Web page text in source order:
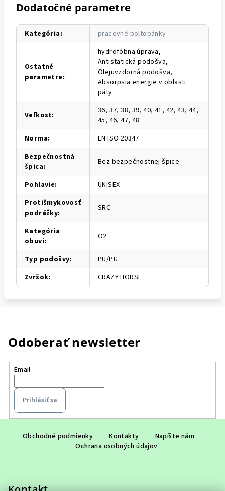
Dodatočné parametre
Kategória: pracovné poltopánky
Ostatné
parametre:
hydrofóbna úprava,
Antistatická podošva,
Olejuvzdorná podošva,
Absorpsia energie v oblasti
päty
Veľkosť:
36, 37, 38, 39, 40, 41, 42, 43, 44,
45, 46, 47, 48
Norma:
EN ISO 20347
Bezpečnostná
špica: Bez bezpečnostnej špice
Pohlavie:
UNISEX
Protišmykovosť
podrážky: SRC
Kategória
obuvi: O2
Typ podošvy:
PU/PU
Zvršok: CRAZY HORSE
Odoberať newsletter
Email
Prihlásiť sa
Obchodné podmienky Kontakty
Napíšte nám
Ochrana osobných údajov